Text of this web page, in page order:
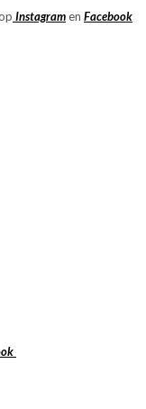
Instagramen Facebook